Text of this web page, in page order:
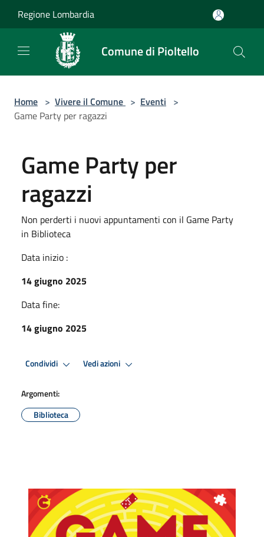
Regione Lombardia
Comune di Pioltello
Home > Vivere il Comune > Eventi >
Game Party per ragazzi
Game Party per
ragazzi
Non perderti i nuovi appuntamenti con il Game Party
in Biblioteca
Data inizio :
14 giugno 2025
Data fine:
14 giugno 2025
Condividi Vedi azioni
Argomenti:
Biblioteca